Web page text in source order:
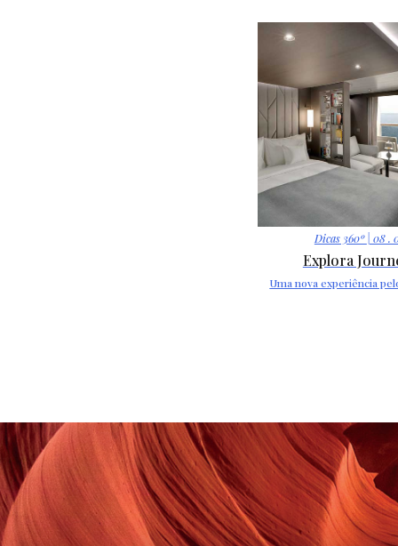
Dicas 360º | 08 .
Explora
Uma nova experiência